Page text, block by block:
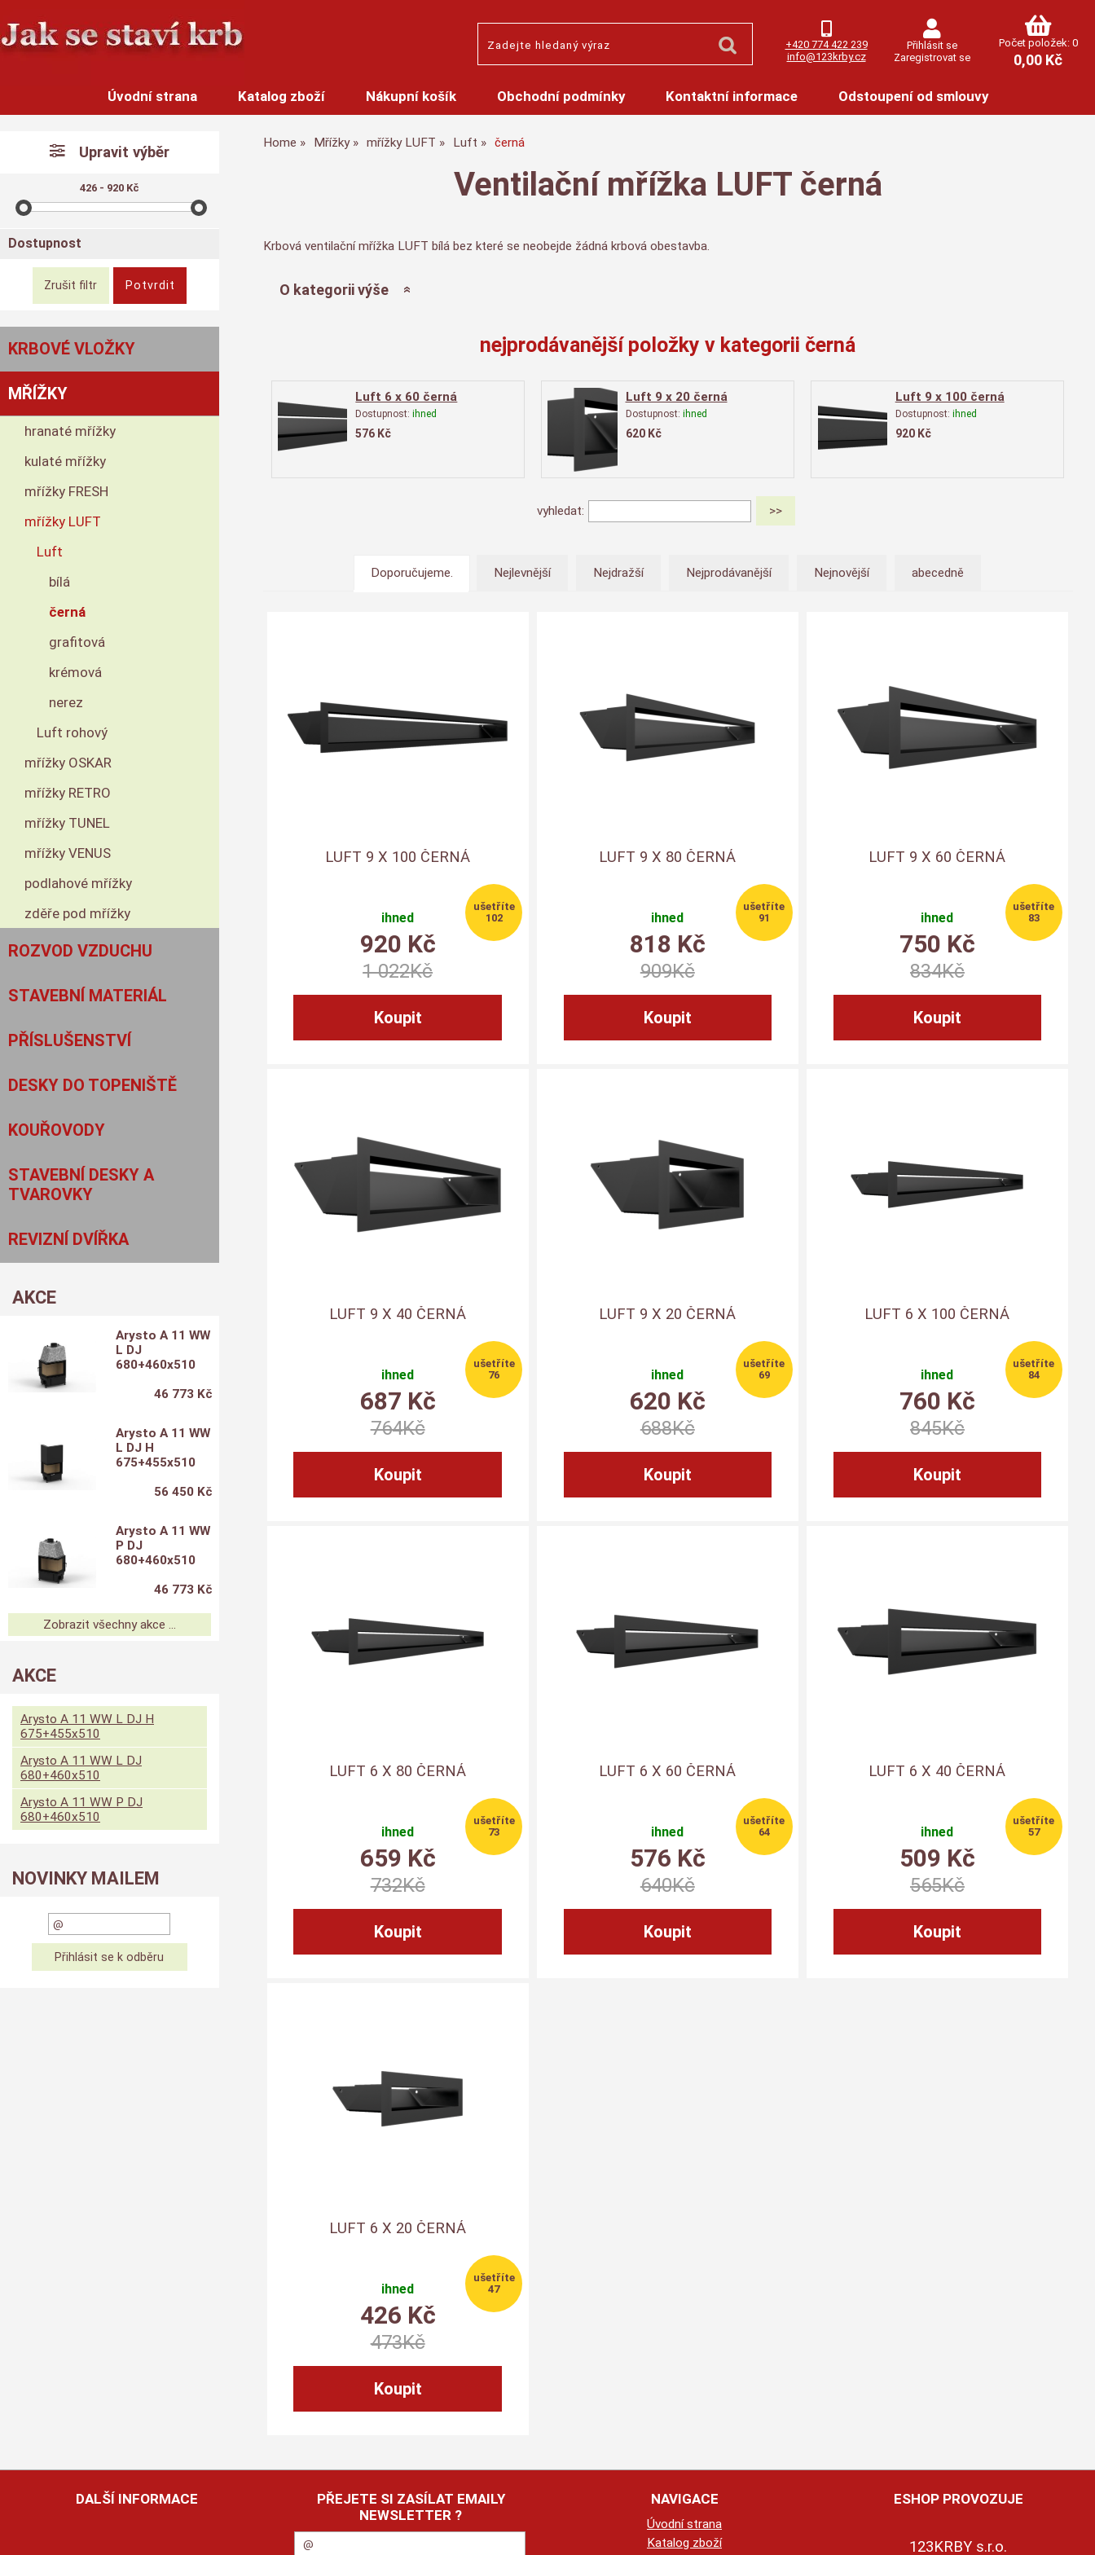
+420 774 422 239
info@123krby.cz
Přihlásit se
Zaregistrovat se
Počet položek: 0
0,00 Kč
Úvodní strana Katalog zboží Nákupní košík Obchodní podmínky Kontaktní informace Odstoupení od smlouvy
Home Mřížky mřížky LUFT Luft černá
Ventilační mřížka LUFT černá
Krbová ventilační mřížka LUFT bílá bez které se neobejde žádná krbová obestavba.
O kategorii výše
nejprodávanější položky v kategorii černá
Luft 6 x 60 černá
Dostupnost:ihned
576 Kč
Luft 9 x 20 černá
Dostupnost: ihned
620 Kč
Luft 9 x 100 černá
Dostupnost: ihned
920 Kč
vyhledat:
Doporučujeme. Nejlevnější Nejdražší Nejprodávanější Nejnovější abecedně
LUFT 9 X 100 ČERNÁ
ihned
920 Kč
102
1 022Kč
LUFT 9 X 80 ČERNÁ
ihned
818 Kč
91
909Kč
LUFT 9 X 60 ČERNÁ
ihned
750 Kč
83
834Kč
LUFT 9 X 40 ČERNÁ
ihned
687 Kč
76
764Kč
LUFT 9 X 20 ČERNÁ
ihned
620 Kč
69
688Kč
LUFT 6 X 100 ČERNÁ
ihned
760 Kč
84
845Kč
LUFT 6 X 80 ČERNÁ
ihned
659 Kč
73
732Kč
LUFT 6 X 60 ČERNÁ
ihned
576 Kč
64
640Kč
LUFT 6 X 40 ČERNÁ
ihned
509 Kč
57
565Kč
LUFT 6 X 20 ČERNÁ
ihned
426 Kč
47
473Kč
Upravit výběr
426 - 920 Kč
Dostupnost
KRBOVÉ VLOŽKY
MŘÍŽKY
hranaté mřížky
kulaté mřížky
mřížky FRESH
mřížky LUFT
Luft
bílá
černá
grafitová
krémová
nerez
Luft rohový
mřížky OSKAR
mřížky RETRO
mřížky TUNEL
mřížky VENUS
podlahové mřížky
zděře pod mřížky
ROZVOD VZDUCHU
STAVEBNÍ MATERIÁL
PŘÍSLUŠENSTVÍ
DESKY DO TOPENIŠTĚ
KOUŘOVODY
STAVEBNÍ DESKY A
TVAROVKY
REVIZNÍ DVÍŘKA
AKCE
Arysto A 11 WW
L DJ
680+460x510
46 773 Kč
Arysto A 11 WW
L DJ H
675+455x510
56 450 Kč
Arysto A 11 WW
P DJ
680+460x510
46 773 Kč
Zobrazit všechny akce ...
AKCE
Arysto A 11 WW L DJ H
675+455x510
Arysto A 11 WW L DJ
680+460x510
Arysto A 11 WW P DJ
680+460x510
NOVINKY MAILEM
DALŠÍ INFORMACE
PŘEJETE SI ZASÍLAT EMAILY
NEWSLETTER ?
NAVIGACE
Úvodní strana
Katalog zboží
ESHOP PROVOZUJE
123KRBY s.r.o.